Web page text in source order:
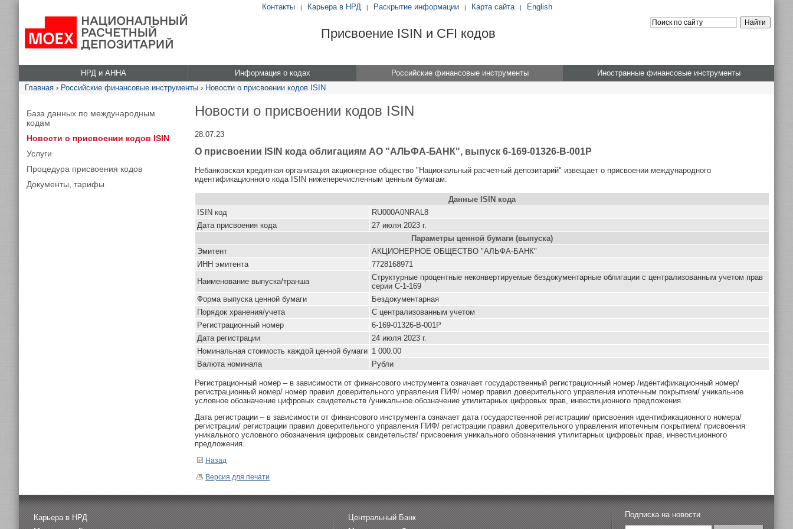
Контакты | Карьера в НРД | Раскрытие информации | Карта сайта | English
Присвоение ISIN и CFI кодов
НРД и АННА Информация о кодах Российские финансовые инструменты
Иностранные финансовые инструменты
Главная › Российские финансовые инструменты › Новости о присвоении кодов ISIN
База данных по международным
кодам
Новости о присвоении кодов ISIN
Услуги
Процедура присвоения кодов
Документы, тарифы
Новости о присвоении кодов ISIN
28.07.23
О присвоении ISIN кода облигациям АО "АЛЬФА-БАНК", выпуск 6-169-01326-B-001P
Небанковская кредитная организация акционерное общество "Национальный расчетный депозитарий" извещает о присвоении международного
идентификационного кода ISIN нижеперечисленным ценным бумагам:
Данные ISIN кода
ISIN код
RU000A0NRAL8
Дата присвоения кода
27 июля 2023 г.
Параметры ценной бумаги (выпуска)
Эмитент
АКЦИОНЕРНОЕ ОБЩЕСТВО "АЛЬФА-БАНК"
ИНН эмитента
7728168971
Наименование выпуска/транша
Структурные процентные неконвертируемые бездокументарные облигации с централизованным учетом прав
серии С-1-169
Форма выпуска ценной бумаги
Бездокументарная
Порядок хранения/учета
С централизованным учетом
Pегистрационный номер
6-169-01326-B-001P
Дата регистрации
24 июля 2023 г.
Номинальная стоимость каждой ценной бумаги 1 000.00
Валюта номинала
Рубли
Регистрационный номер – в зависимости от финансового инструмента означает государственный регистрационный номер /идентификационный номер/
регистрационный номер/ номер правил доверительного управления ПИФ/ номер правил доверительного управления ипотечным покрытием/ уникальное
условное обозначение цифровых свидетельств /уникальное обозначение утилитарных цифровых прав, инвестиционного предложения.
Дата регистрации – в зависимости от финансового инструмента означает дата государственной регистрации/ присвоения идентификационного номера/
регистрации/ регистрации правил доверительного управления ПИФ/ регистрации правил доверительного управления ипотечным покрытием/ присвоения
уникального условного обозначения цифровых свидетельств/ присвоения уникального обозначения утилитарных цифровых прав, инвестиционного
предложения.
Назад
Версия для печати
Карьера в НРД
Центральный Банк
Подписка на новости